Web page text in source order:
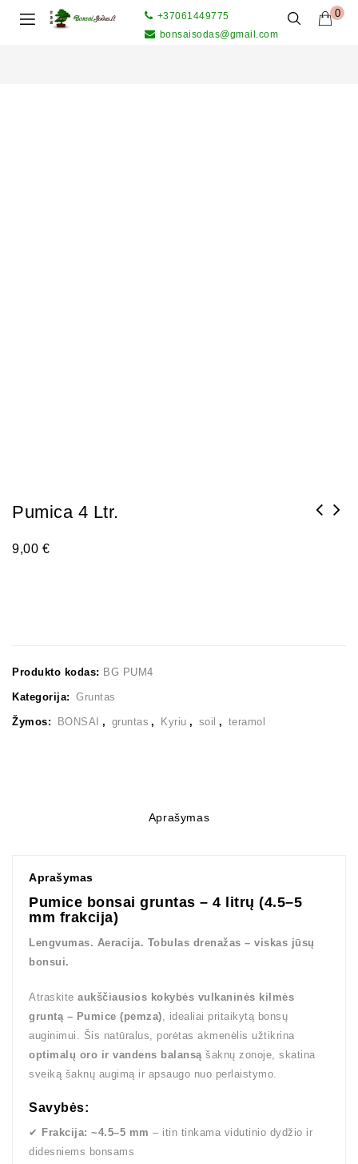
0
+37061449775
bonsaisodas@gmail.com
Pumica 4 Ltr.
9,00 €
Produkto kodas: BG PUM4
Kategorija: Gruntas
Žymos: BONSAI , gruntas , Kyriu , soil , teramol
Aprašymas
Aprašymas
Pumice bonsai gruntas – 4 litrų (4.5–5
mm frakcija)
Lengvumas. Aeracija. Tobulas drenažas – viskas jūsų
bonsui.
Atraskite aukščiausios kokybės vulkaninės kilmės
gruntą – Pumice (pemza), idealiai pritaikytą bonsų
auginimui. Šis natūralus, porėtas akmenėlis užtikrina
optimalų oro ir vandens balansąšaknų zonoje, skatina
sveiką šaknų augimą ir apsaugo nuo perlaistymo.
Savybės:
✔ Frakcija: ~4.5–5 mm – itin tinkama vidutinio dydžio ir
didesniems bonsams